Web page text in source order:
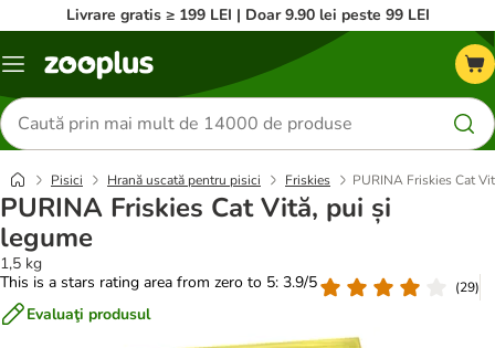
Livrare gratis ≥ 199 LEI | Doar 9.90 lei peste 99 LEI
Categorii
Căutare
produse
Pisici Hrană uscată pentru pisici Friskies PURINA Friskies Cat
PURINA Friskies Cat Vită, pui și
legume
1,5 kg
This is a stars rating area from zero to 5: 3.9/5
(29)
Evaluaţi produsul